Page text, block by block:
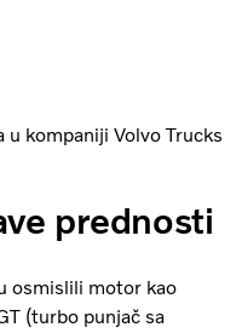
kompaniji Volvo Trucks
prednosti
osmislili motor kao
(turbo punjač sa